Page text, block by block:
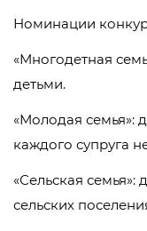
Номинации
«Многодетная
детьми.
«Молодая семья»:
каждого супруга
«Сельская
сельских